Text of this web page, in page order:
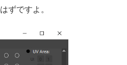
ずですよ。